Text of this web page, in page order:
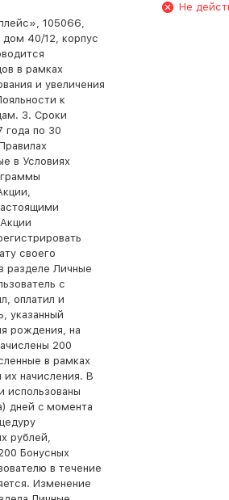
105066,
40/12, корпус
в рамках
и увеличения
к
3. Сроки
года по 30
в Условиях
своего
разделе Личные
с
оплатил и
указанный
рождения, на
200
в рамках
начисления. В
использованы
дней c момента
рублей,
Бонусных
в течение
Изменение
Не